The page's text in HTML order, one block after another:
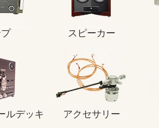
スピーカー
ルデッキ アクセサリー